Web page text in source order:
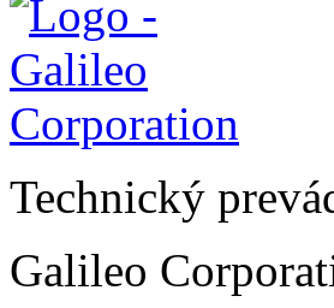
Technický
Galileo